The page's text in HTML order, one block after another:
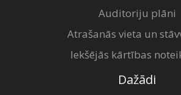
Auditoriju plāni
Atrašanās vieta un
Iekšējās kārtības
Dažādi